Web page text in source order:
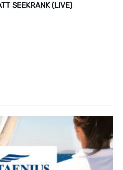
SEEKRANK (LIVE)